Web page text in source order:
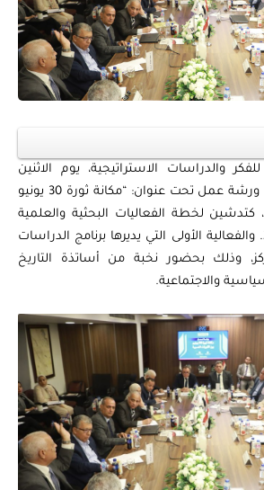
والدراسات الاستراتيجية، يوم الاثنين
الموافق 6 يوليو 2026، ورشة عمل تحت عنوان: “مكانة ثورة 30 يونيو
كتدشين لخطة الفعاليات البحثية والعلمية
لعام 2026-2027. والفعالية الأولى التي يديرها برنامج الدراسات
وذلك بحضور نخبة من أساتذة التاريخ
والاجتماعية.